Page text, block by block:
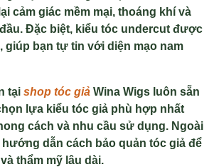
cảm giác mềm mại, thoáng khí và
Đặc biệt, kiểu tóc undercut được
giúp bạn tự tin với diện mạo nam
tại shop tóc giả Wina Wigs luôn sẵn
lựa kiểu tóc giả phù hợp nhất
cách và nhu cầu sử dụng. Ngoài
dẫn cách bảo quản tóc giả để
thẩm mỹ lâu dài.